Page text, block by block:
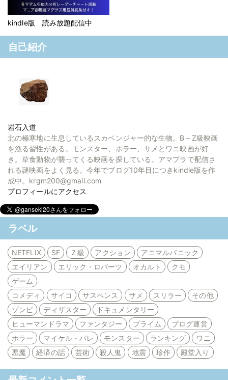
kindle版 読み放題配信中
自己紹介
岩石入道
北の極寒地に生息しているスカベンジャー的な生物。B～Z級映画
を漁る習性がある。モンスター、ホラー、サメとワニ映画が好
き。草食動物が襲ってくる映画を探している。アマプラで配信さ
れる謎映画をよく見る。今年でブログ10年目につきkindle版を作
成中。krgm200@gmail.com
プロフィールにアクセス
ラベル
NETFLIX SF Ｚ級 アクション
アニマルパニック
エイリアン
エリック・ロバーツ オカルト
クモ
ゲーム
コメディ
サイコ サスペンス サメ スリラー
その他
ゾンビ
ディザスター
ドキュメンタリー
ヒューマンドラマ
ファンタジー プライム
ブログ運営
ホラー
マイケル・パレ モンスター ランキング
ワニ
悪魔
経済の話 芸術 殺人鬼 地震 珍作 殿堂入り